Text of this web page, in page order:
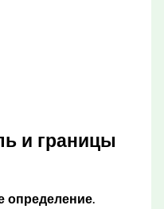
и границы
определение.